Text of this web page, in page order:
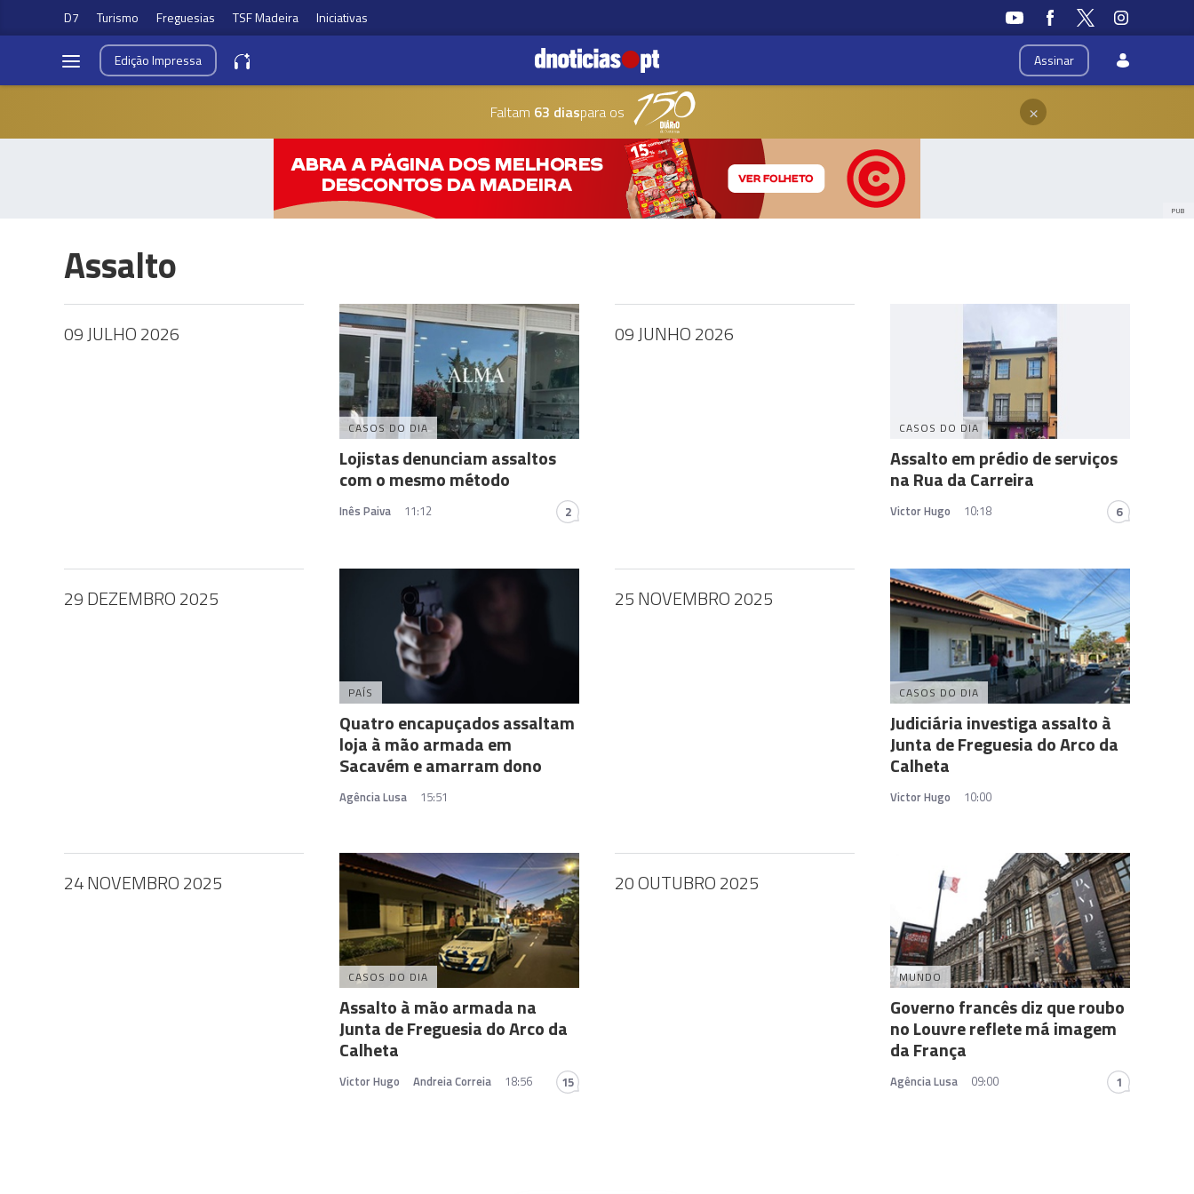
D7 Turismo Freguesias TSF Madeira Iniciativas
Assinar
EdiçãoImpressa
Faltam 63 diaspara os ×
PUB
Assalto
09 JULHO 2026
CASOS DO DIA
Lojistas denunciam assaltos
com o mesmo método
Inês Paiva 11:12 2
09 JUNHO 2026
CASOS DO DIA
Assalto em prédio de serviços
na Rua da Carreira
Victor Hugo 10:18 6
29 DEZEMBRO 2025
PAÍS
Quatro encapuçados assaltam
loja à mão armada em
Sacavém e amarram dono
Agência Lusa 15:51
25 NOVEMBRO 2025
CASOS DO DIA
Judiciária investiga assalto à
Junta de Freguesia do Arco da
Calheta
Victor Hugo 10:00
24 NOVEMBRO 2025
CASOS DO DIA
Assalto à mão armada na
Junta de Freguesia do Arco da
Calheta
Victor Hugo Andreia Correia 18:56 15
20 OUTUBRO 2025
MUNDO
Governo francês diz que roubo
no Louvre reflete má imagem
da França
Agência Lusa 09:00 1